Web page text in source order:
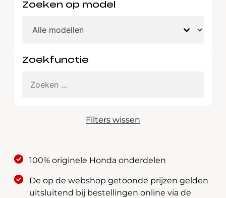
Zoeken op model
Zoekfunctie
Filters wissen
100% originele Honda onderdelen
De op de webshop getoonde prijzen gelden
uitsluitend bij bestellingen online via de